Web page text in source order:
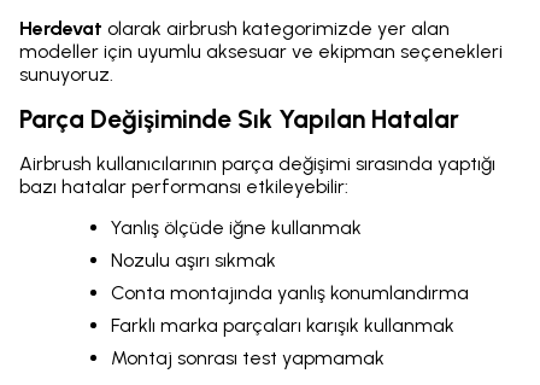
Herdevat olarak airbrush kategorimizde yer alan
modeller için uyumlu aksesuar ve ekipman seçenekleri
sunuyoruz.
Parça Değişiminde Sık Yapılan Hatalar
Airbrush kullanıcılarının parça değişimi sırasında yaptığı
bazı hatalar performansı etkileyebilir:
Yanlış ölçüde iğne kullanmak
Nozulu aşırı sıkmak
Conta montajında yanlış konumlandırma
Farklı marka parçaları karışık kullanmak
Montaj sonrası test yapmamak